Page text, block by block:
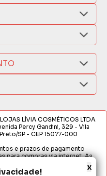
x
LÍVIA COSMÉTICOS LTDA
Percy Gandini, 329 - Vila
SP - CEP 15077-000
e prazos de pagamento
para compras via internet. As
parcial sem nossa autorização.